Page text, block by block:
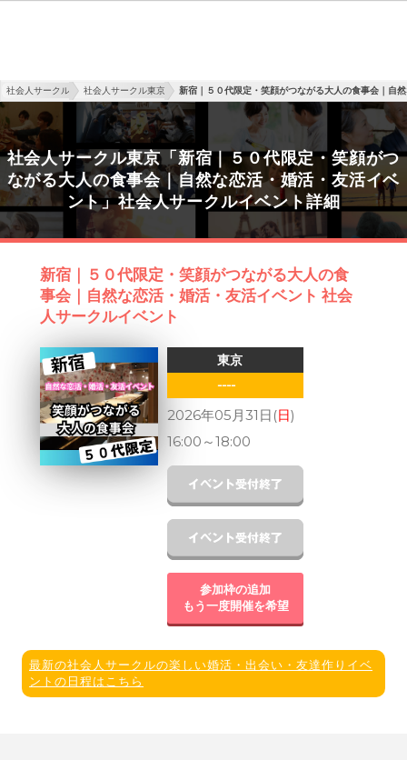
社会人サークル 社会人サークル東京 新宿｜５０代限定・笑顔がつながる大人の食事会｜自
社会人サークル東京「新宿｜５０代限定・笑顔がつ
ながる大人の食事会｜自然な恋活・婚活・友活イベ
ント」社会人サークルイベント詳細
新宿｜５０代限定・笑顔がつながる大人の食
事会｜自然な恋活・婚活・友活イベント 社会
人サークルイベント
東京
----
2026年05月31日(日)
16:00 ～18:00
参加枠の追加
もう一度開催を希望
最新の社会人サークルの楽しい婚活・出会い・友達作りイベ
ントの日程はこちら